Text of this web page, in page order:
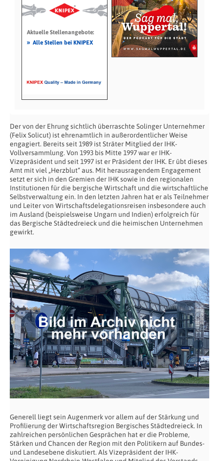
Aktuelle Stellenangebote:
» Alle Stellen bei KNIPEX
Der von der Ehrung sichtlich überraschte Solinger Unternehmer
(Felix Solicut) ist ehrenamtlich in außerordentlicher Weise
engagiert. Bereits seit 1989 ist Sträter Mitglied der IHK-
Vollversammlung. Von 1993 bis Mitte 1997 war er IHK-
Vizepräsident und seit 1997 ist er Präsident der IHK. Er übt dieses
Amt mit viel „Herzblut“ aus. Mit herausragendem Engagement
setzt er sich in den Gremien der IHK sowie in den regionalen
Institutionen für die bergische Wirtschaft und die wirtschaftliche
Selbstverwaltung ein. In den letzten Jahren hat er als Teilnehmer
und Leiter von Wirtschaftsdelegationsreisen insbesondere auch
im Ausland (beispielsweise Ungarn und Indien) erfolgreich für
das Bergische Städtedreieck und die heimischen Unternehmen
gewirkt.
Generell liegt sein Augenmerk vor allem auf der Stärkung und
Profilierung der Wirtschaftsregion Bergisches Städtedreieck. In
zahlreichen persönlichen Gesprächen hat er die Probleme,
Stärken und Chancen der Region mit den Politikern auf Bundes-
und Landesebene diskutiert. Als Vizepräsident der IHK-